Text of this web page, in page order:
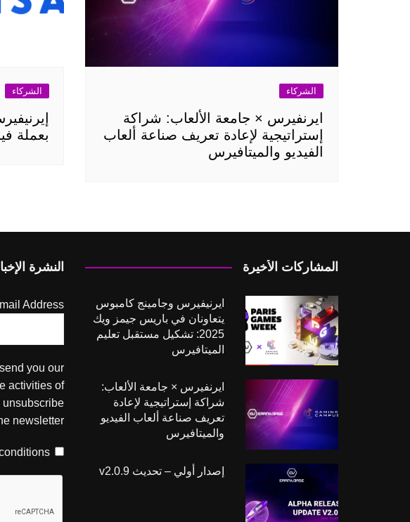
الشركاء
ايرنفيرس × جامعة الألعاب: شراكة
إستراتيجية لإعادة تعريف صناعة ألعاب
الفيديو والميتافيرس
الشركاء
بعملة
المشاركات الأخيرة
ايرنيفيرس وجامينج كامبوس
يتعاونان في باريس جيمز ويك
2025: تشكيل مستقبل تعليم
الميتافيرس
ايرنفيرس × جامعة الألعاب:
شراكة إستراتيجية لإعادة
تعريف صناعة ألعاب الفيديو
والميتافيرس
إصدار أولي – تحديث v2.0.9
النشرة
Address*
you our
activities of
unsubscribe
newsletter.